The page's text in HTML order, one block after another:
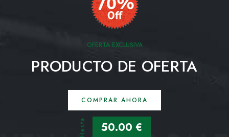
OFERTA EXCLUSIVA
PRODUCTO DE OFERTA
COMPRAR AHORA
Hasta 50.00 €